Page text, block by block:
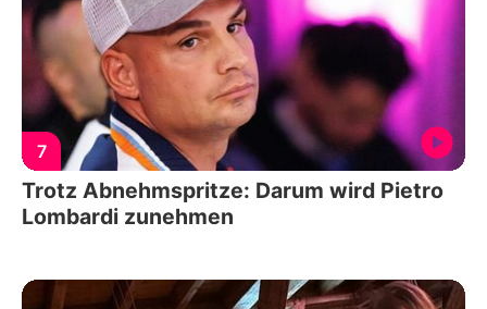
7
Trotz Abnehmspritze: Darum wird Pietro
Lombardi zunehmen